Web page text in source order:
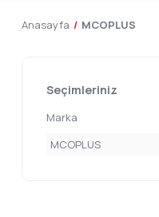
Anasayfa MCOPLUS
Seçimleriniz
Marka
MCOPLUS